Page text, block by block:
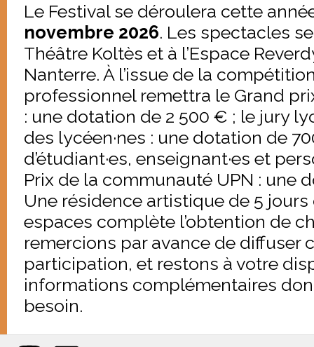
Le Festival se déroulera cette
novembre 2026. Les spectacles
Théâtre Koltès et à l’Espace
Nanterre. À l’issue de la
professionnel remettra le Grand
: une dotation de 2 500 € ; le jury
des lycéen·nes : une dotation de
d’étudiant·es, enseignant·es et
Prix de la communauté UPN : une
Une résidence artistique de 5
espaces complète l’obtention de
remercions par avance de diffuser
participation, et restons à votre
informations complémentaires
besoin.